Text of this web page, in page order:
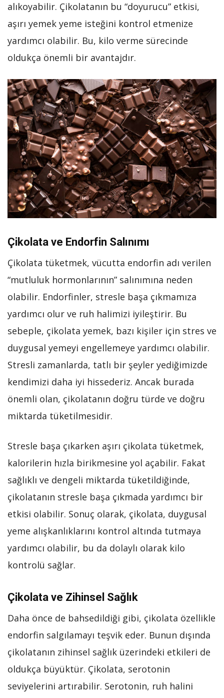
alıkoyabilir. Çikolatanın bu “doyurucu” etkisi,
aşırı yemek yeme isteğini kontrol etmenize
yardımcı olabilir. Bu, kilo verme sürecinde
oldukça önemli bir avantajdır.
Çikolata ve Endorfin Salınımı
Çikolata tüketmek, vücutta endorfin adı verilen
“mutluluk hormonlarının” salınımına neden
olabilir. Endorfinler, stresle başa çıkmamıza
yardımcı olur ve ruh halimizi iyileştirir. Bu
sebeple, çikolata yemek, bazı kişiler için stres ve
duygusal yemeyi engellemeye yardımcı olabilir.
Stresli zamanlarda, tatlı bir şeyler yediğimizde
kendimizi daha iyi hissederiz. Ancak burada
önemli olan, çikolatanın doğru türde ve doğru
miktarda tüketilmesidir.
Stresle başa çıkarken aşırı çikolata tüketmek,
kalorilerin hızla birikmesine yol açabilir. Fakat
sağlıklı ve dengeli miktarda tüketildiğinde,
çikolatanın stresle başa çıkmada yardımcı bir
etkisi olabilir. Sonuç olarak, çikolata, duygusal
yeme alışkanlıklarını kontrol altında tutmaya
yardımcı olabilir, bu da dolaylı olarak kilo
kontrolü sağlar.
Çikolata ve Zihinsel Sağlık
Daha önce de bahsedildiği gibi, çikolata özellikle
endorfin salgılamayı teşvik eder. Bunun dışında
çikolatanın zihinsel sağlık üzerindeki etkileri de
oldukça büyüktür. Çikolata, serotonin
seviyelerini artırabilir. Serotonin, ruh halini